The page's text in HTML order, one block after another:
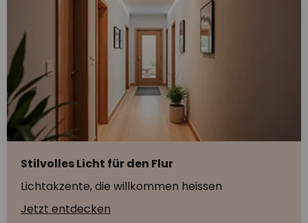
Stilvolles Licht für den Flur
Lichtakzente, die willkommen heissen
Jetzt entdecken